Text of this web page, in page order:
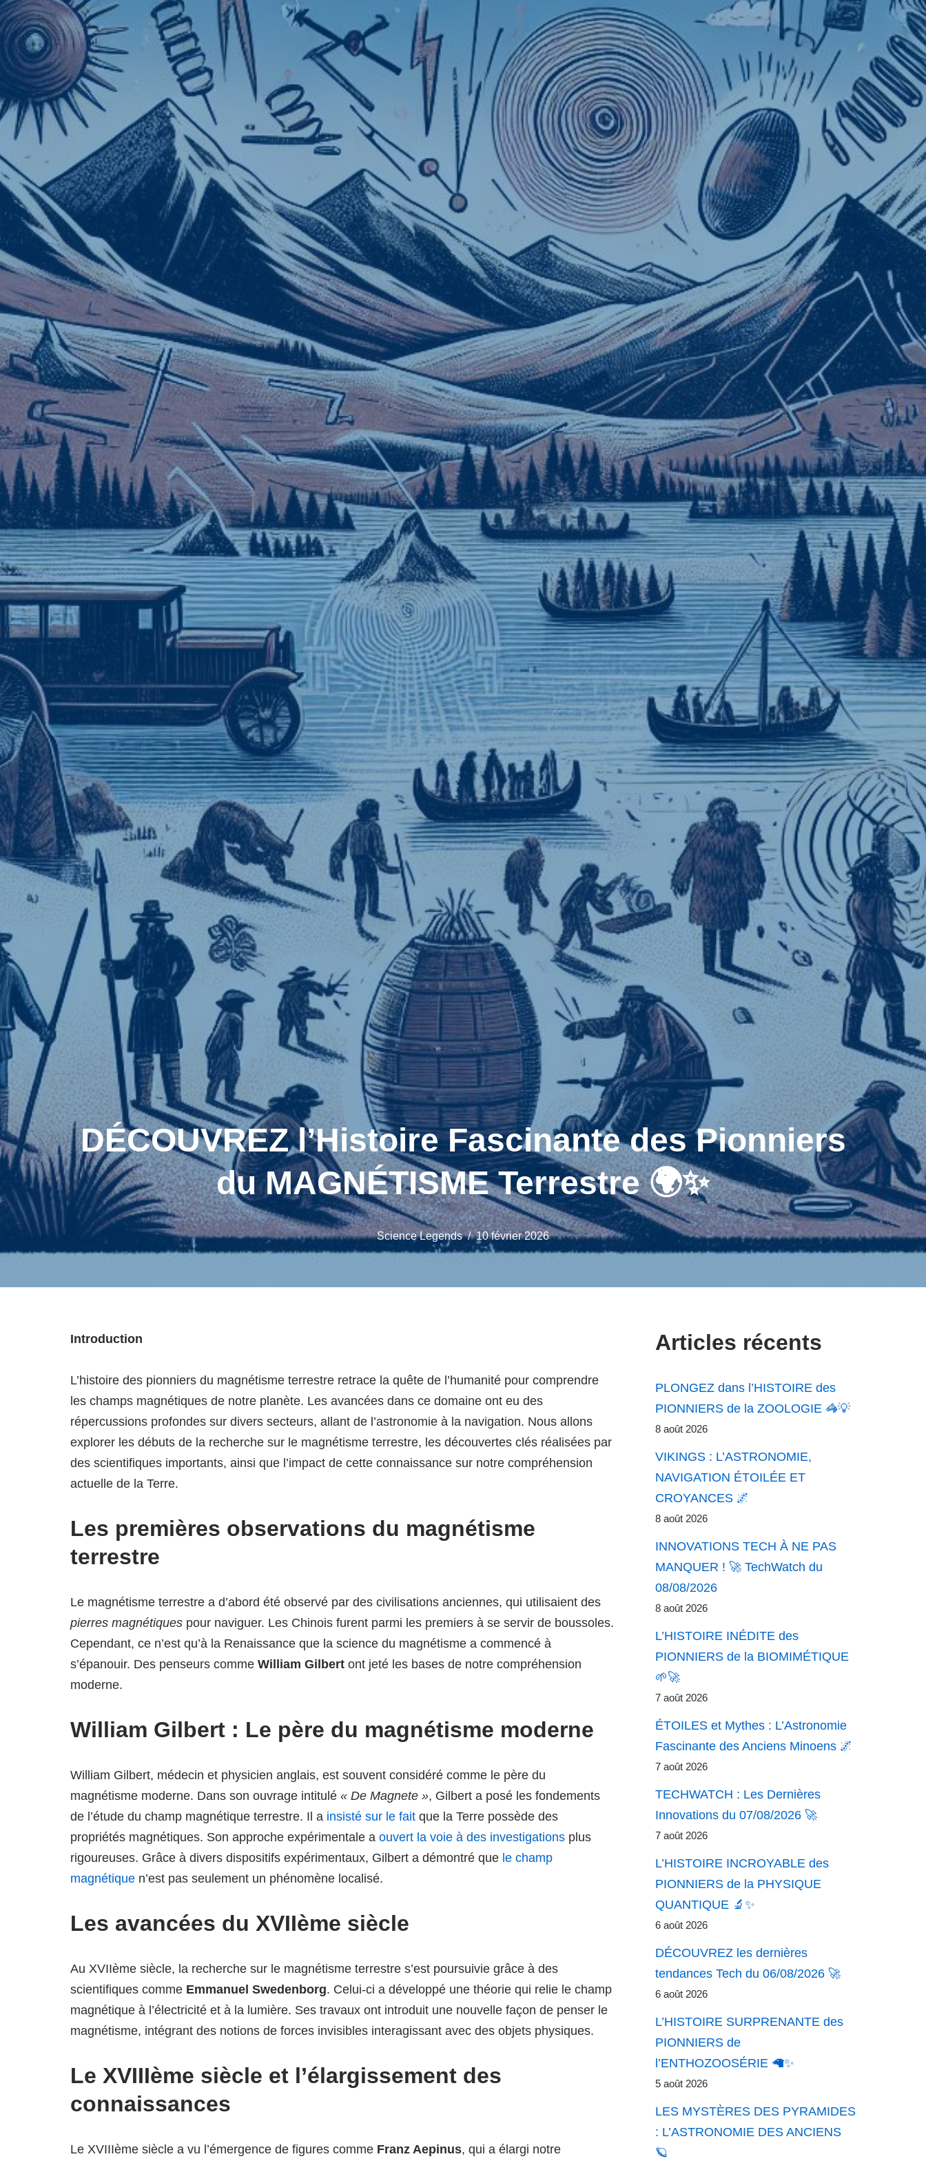
DÉCOUVREZ l’Histoire Fascinante des Pionniers
du MAGNÉTISME Terrestre 🌍✨
Science Legends 10 février 2026
Introduction
L’histoire des pionniers du magnétisme terrestre retrace la quête de l’humanité pour comprendre
les champs magnétiques de notre planète. Les avancées dans ce domaine ont eu des
répercussions profondes sur divers secteurs, allant de l’astronomie à la navigation. Nous allons
explorer les débuts de la recherche sur le magnétisme terrestre, les découvertes clés réalisées par
des scientifiques importants, ainsi que l’impact de cette connaissance sur notre compréhension
actuelle de la Terre.
Les premières observations du magnétisme
terrestre
Le magnétisme terrestre a d’abord été observé par des civilisations anciennes, qui utilisaient des
pierres magnétiques pour naviguer. Les Chinois furent parmi les premiers à se servir de boussoles.
Cependant, ce n’est qu’à la Renaissance que la science du magnétisme a commencé à
s’épanouir. Des penseurs comme William Gilbert ont jeté les bases de notre compréhension
moderne.
William Gilbert : Le père du magnétisme moderne
William Gilbert, médecin et physicien anglais, est souvent considéré comme le père du
magnétisme moderne. Dans son ouvrage intitulé « De Magnete », Gilbert a posé les fondements
de l’étude du champ magnétique terrestre. Il a insisté sur le fait que la Terre possède des
propriétés magnétiques. Son approche expérimentale a ouvert la voie à des investigations plus
rigoureuses. Grâce à divers dispositifs expérimentaux, Gilbert a démontré que le champ
magnétique n’est pas seulement un phénomène localisé.
Les avancées du XVIIème siècle
Au XVIIème siècle, la recherche sur le magnétisme terrestre s’est poursuivie grâce à des
scientifiques comme Emmanuel Swedenborg. Celui-ci a développé une théorie qui relie le champ
magnétique à l’électricité et à la lumière. Ses travaux ont introduit une nouvelle façon de penser le
magnétisme, intégrant des notions de forces invisibles interagissant avec des objets physiques.
Le XVIIIème siècle et l’élargissement des
connaissances
Le XVIIIème siècle a vu l’émergence de figures comme Franz Aepinus, qui a élargi notre
Articles récents
PLONGEZ dans l’HISTOIRE des
PIONNIERS de la ZOOLOGIE 🦓💡
8 août 2026
VIKINGS : L’ASTRONOMIE,
NAVIGATION ÉTOILÉE ET
CROYANCES 🌌
8 août 2026
INNOVATIONS TECH À NE PAS
MANQUER ! 🚀 TechWatch du
08/08/2026
8 août 2026
L’HISTOIRE INÉDITE des
PIONNIERS de la BIOMIMÉTIQUE
🌱🚀
7 août 2026
ÉTOILES et Mythes : L’Astronomie
Fascinante des Anciens Minoens 🌌
7 août 2026
TECHWATCH : Les Dernières
Innovations du 07/08/2026 🚀
7 août 2026
L’HISTOIRE INCROYABLE des
PIONNIERS de la PHYSIQUE
QUANTIQUE 🔬✨
6 août 2026
DÉCOUVREZ les dernières
tendances Tech du 06/08/2026 🚀
6 août 2026
L’HISTOIRE SURPRENANTE des
PIONNIERS de
l’ENTHOZOOSÉRIE 🦙✨
5 août 2026
LES MYSTÈRES DES PYRAMIDES
: L’ASTRONOMIE DES ANCIENS
🪐